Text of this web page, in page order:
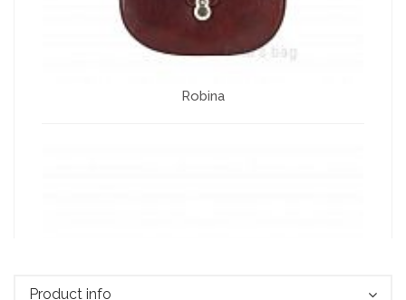
Robina
Product info